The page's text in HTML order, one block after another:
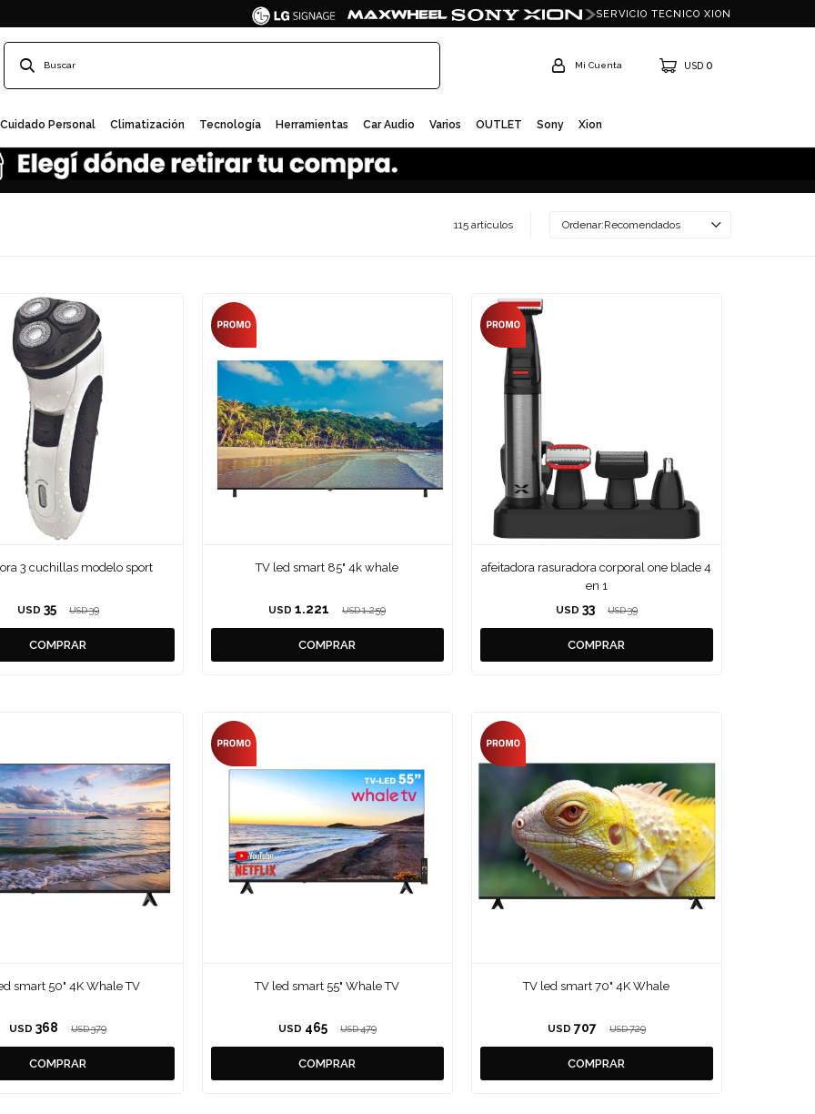
Cuidado Personal Climatización Tecnología Herramientas Car Audio Varios OUTLET Sony Xion
USD 0
SERVICIO TECNICO XION
115 artículos Recomendados
3 cuchillas modelo sport
USD 35 USD 39
TV led smart 85" 4k whale
USD 1.221 USD 1.259
afeitadora rasuradora corporal one blade 4
en 1
USD 33 USD 39
smart 50" 4K Whale TV
USD 368 USD 379
TV led smart 55" Whale TV
USD 465 USD 479
TV led smart 70" 4K Whale
USD 707 USD 729